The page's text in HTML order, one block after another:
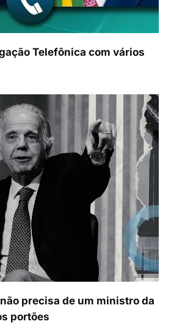
Telefônica com vários
precisa de um ministro da
portões